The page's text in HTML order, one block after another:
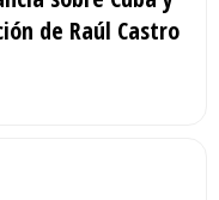
de Raúl Castro